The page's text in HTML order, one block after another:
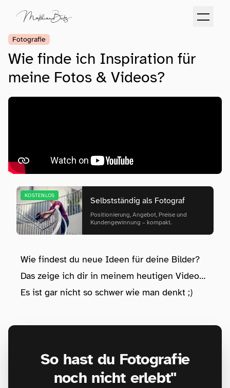
Fotografie
Wie finde ich Inspiration für
meine Fotos & Videos?
KOSTENLOS
Selbstständig als Fotograf
Positionierung, Angebot, Preise und
Kundengewinnung – kompakt.
Wie findest du neue Ideen für deine Bilder?
Das zeige ich dir in meinem heutigen Video…
Es ist gar nicht so schwer wie man denkt ;)
So hast du Fotografie
noch nicht erlebt"